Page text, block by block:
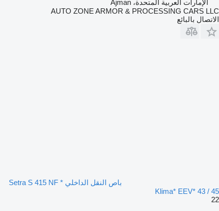
الإمارات العربية المتحدة، Ajman
AUTO ZONE ARMOR & PROCESSING CARS LLC
الاتصال بالبائع
باص النقل الداخلي Setra S 415 NF *
Klima* EEV* 43 / 45
22